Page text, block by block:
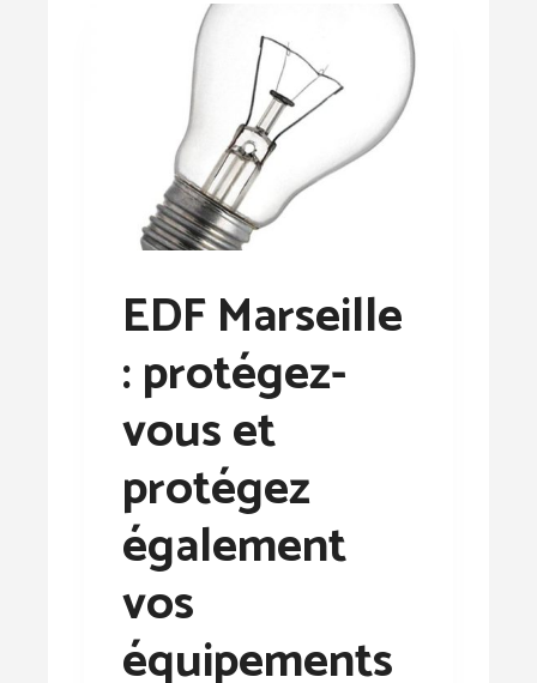
EDF Marseille
: protégez-
vous et
protégez
également
vos
équipements